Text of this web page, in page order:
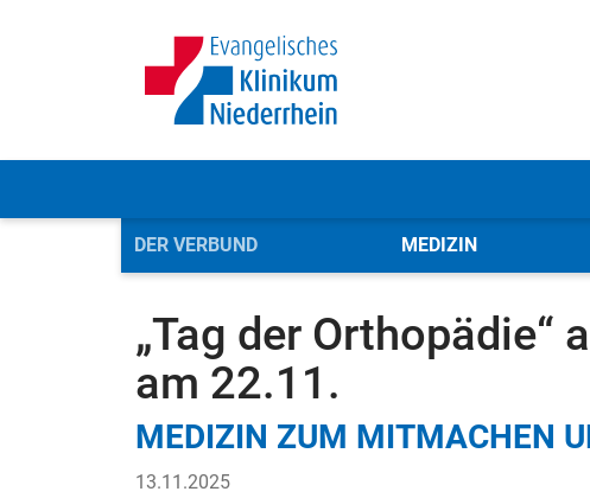
DER VERBUND MEDIZIN
Evangelisches Klinikum Niederrhein (Verbund)
„Tag der Orthopädie“
am 22.11.
MEDIZIN ZUM MITMACHEN
13.11.2025